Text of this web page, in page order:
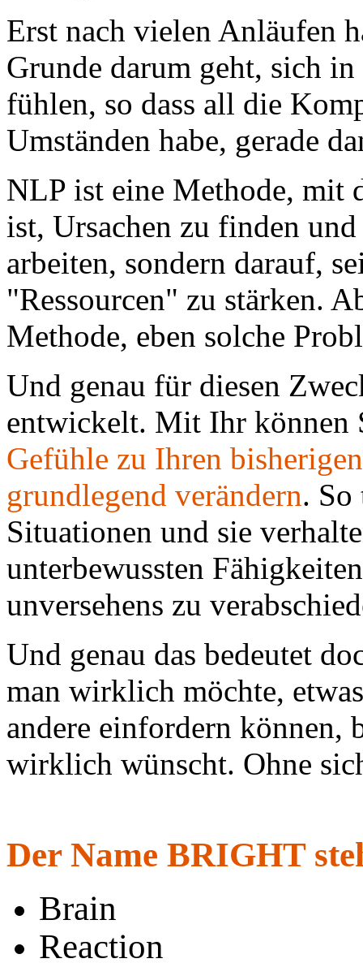
Erst nach vielen Anläufen
Grunde darum geht, sich
fühlen, so dass all die
Umständen habe, gerade
​NLP ist eine Methode, mit
ist, Ursachen zu finden
arbeiten, sondern darauf,
"Ressourcen" zu stärken.
Methode, eben solche
Und genau für diesen
entwickelt. Mit Ihr können
Gefühle zu Ihren
grundlegend verändern. So
Situationen und sie
unterbewussten
unversehens zu
Und genau das bedeutet
man wirklich möchte,
andere einfordern können,
wirklich wünscht. Ohne
Der Name BRIGHT
Brain
Reaction